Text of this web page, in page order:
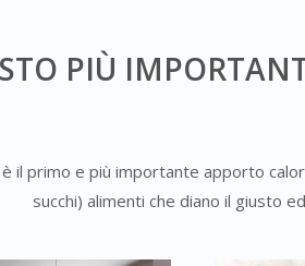
PIÙ
è il primo e più importante apporto
succhi) alimenti che diano il giusto